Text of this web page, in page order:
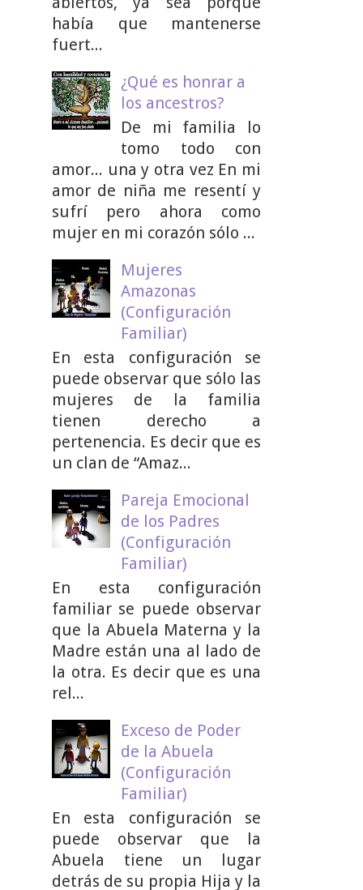
había que mantenerse
fuert...
¿Qué es honrar a
los ancestros?
De mi familia lo
tomo todo con
amor... una y otra vez En mi
amor de niña me resentí y
sufrí pero ahora como
mujer en mi corazón sólo ...
Mujeres
Amazonas
(Configuración
Familiar)
En esta configuración se
puede observar que sólo las
mujeres de la familia
tienen derecho a
pertenencia. Es decir que es
un clan de “Amaz...
Pareja Emocional
de los Padres
(Configuración
Familiar)
En esta configuración
familiar se puede observar
que la Abuela Materna y la
Madre están una al lado de
la otra. Es decir que es una
rel...
Exceso de Poder
de la Abuela
(Configuración
Familiar)
En esta configuración se
puede observar que la
Abuela tiene un lugar
detrás de su propia Hija y la